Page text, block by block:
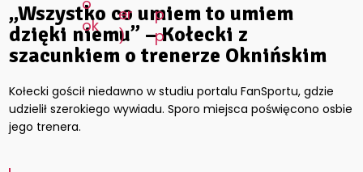
„Wszystko co umiem to umiem
dzięki niemu” – Kołecki z
szacunkiem o trenerze Oknińskim
Kołecki gościł niedawno w studiu portalu FanSportu, gdzie
udzielił szerokiego wywiadu. Sporo miejsca poświęcono osbie
jego trenera.